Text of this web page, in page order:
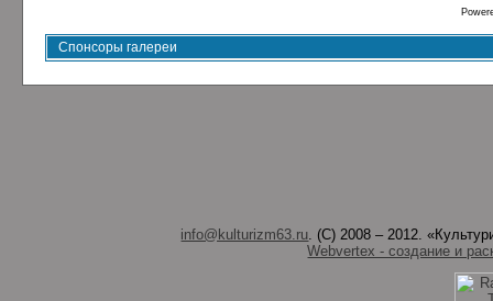
Спонсоры галереи
info@kulturizm63.ru. (C) 2008 – 2012.
Webvertex - создание и